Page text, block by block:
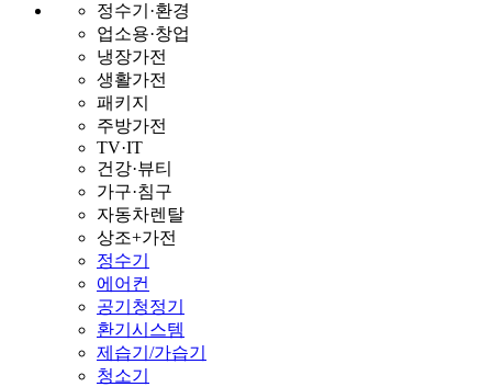
정수기·환경
업소용·창업
냉장가전
생활가전
패키지
주방가전
TV·IT
건강·뷰티
가구·침구
자동차렌탈
상조+가전
정수기
에어컨
공기청정기
환기시스템
제습기/가습기
청소기